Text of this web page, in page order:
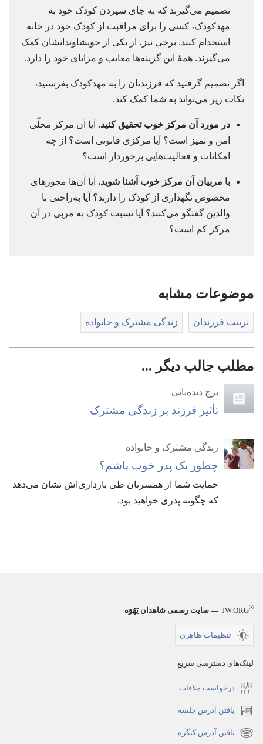
تصمیم می‌گیرند که به جای سپردن کودک خود به
مهدکودک،‏ کسی را برای مراقبت از کودک خود در خانه
استخدام کنند.‏ برخی نیز،‏ از یکی از خویشاوندانشان کمک
می‌گیرند.‏ همهٔ این گزینه‌ها معایب و مزایای خود را دارد.‏
اگر تصمیم گرفتید که فرزندتان را به مهدکودک بفرستید،‏
نکات زیر می‌تواند به شما کمک کند.‏
در مورد آن مرکز خوب تحقیق کنید.‏ آیا آن مرکز محلّی
امن و تمیز است؟‏ آیا مرکزی قانونی است؟‏ از چه
امکانات و فعالیت‌هایی برخوردار است؟‏
با مربیان آن مرکز خوب آشنا شوید.‏ آیا آن‌ها مجوزهای
مخصوص نگهداری از کودک را دارند؟‏ آیا به‌راحتی با
والدین گفتگو می‌کنند؟‏ آیا نسبت کودک به مربی در آن
مرکز کم است؟‏
موضوعات مشابه
تربیت فرزندان زندگی مشترک و خانواده
مطلب جالب دیگر ...
برج دیده‌بانی
تأثیر فرزند بر زندگی مشترک
زندگی مشترک و خانواده
چطور یک پدر خوب باشم؟‏
حمایت شما از همسرتان طی بارداری‌اش نشان می‌دهد
که چگونه پدری خواهید بود.‏
JW.ORG® — سایت رسمی شاهدان یَهُوَه
تنظیمات ظاهری
لینک‌های دسترسی سریع
درخواست ملاقات
یافتن آدرس جلسه
(پنجره‌ای
جدید
یافتن آدرس کنگره
(پنجره‌ای